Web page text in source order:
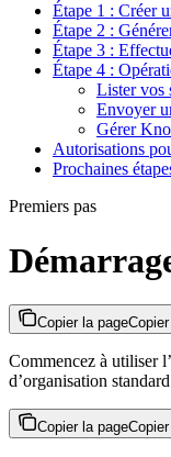
Étape 1 : Créer
Étape 2 :
Étape 3 :
Étape 4 :
Lister vos
Envoyer
Gérer
Autorisations
Prochaines
Premiers pas
Copier la page
Commencez à utiliser
d’organisation standard
Copier la page